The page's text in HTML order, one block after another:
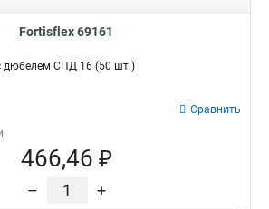
Fortisflex 69161
дюбелем СПД 16 (50 шт.)
Сравнить
466,46 ₽
– +